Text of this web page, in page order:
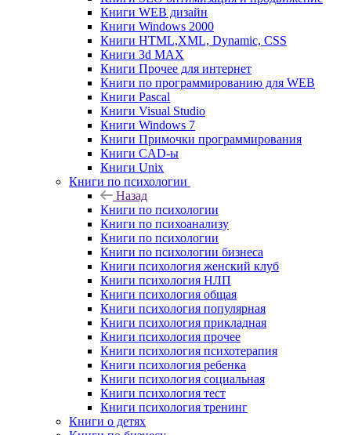
Книги WEB дизайн
Книги Windows 2000
Книги HTML,XML, Dynamic, CSS
Книги 3d MAX
Книги Прочее для интернет
Книги по программированию для WEB
Книги Pascal
Книги Visual Studio
Книги Windows 7
Книги Примочки программирования
Книги CAD-ы
Книги Unix
Книги по психологии
Назад
Книги по психологии
Книги по психоанализу
Книги по психологии
Книги по психологии бизнеса
Книги психология женский клуб
Книги психология НЛП
Книги психология общая
Книги психология популярная
Книги психология прикладная
Книги психология прочее
Книги психология психотерапия
Книги психология ребенка
Книги психология социальная
Книги психология тест
Книги психология тренинг
Книги о детях